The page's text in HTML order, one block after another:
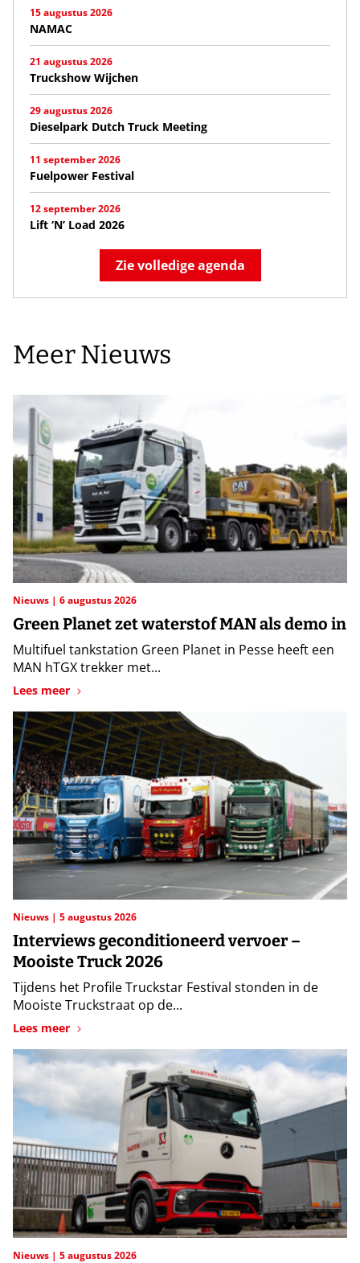
15 augustus 2026
NAMAC
21 augustus 2026
Truckshow Wijchen
29 augustus 2026
Dieselpark Dutch Truck Meeting
11 september 2026
Fuelpower Festival
12 september 2026
Lift ‘N’ Load 2026
Zie volledige agenda
Meer Nieuws
Nieuws 6 augustus 2026
Green Planet zet waterstof MAN als demo in
Multifuel tankstation Green Planet in Pesse heeft een
MAN hTGX trekker met...
Lees meer
Nieuws 5 augustus 2026
Interviews geconditioneerd vervoer –
Mooiste Truck 2026
Tijdens het Profile Truckstar Festival stonden in de
Mooiste Truckstraat op de...
Lees meer
Nieuws 5 augustus 2026